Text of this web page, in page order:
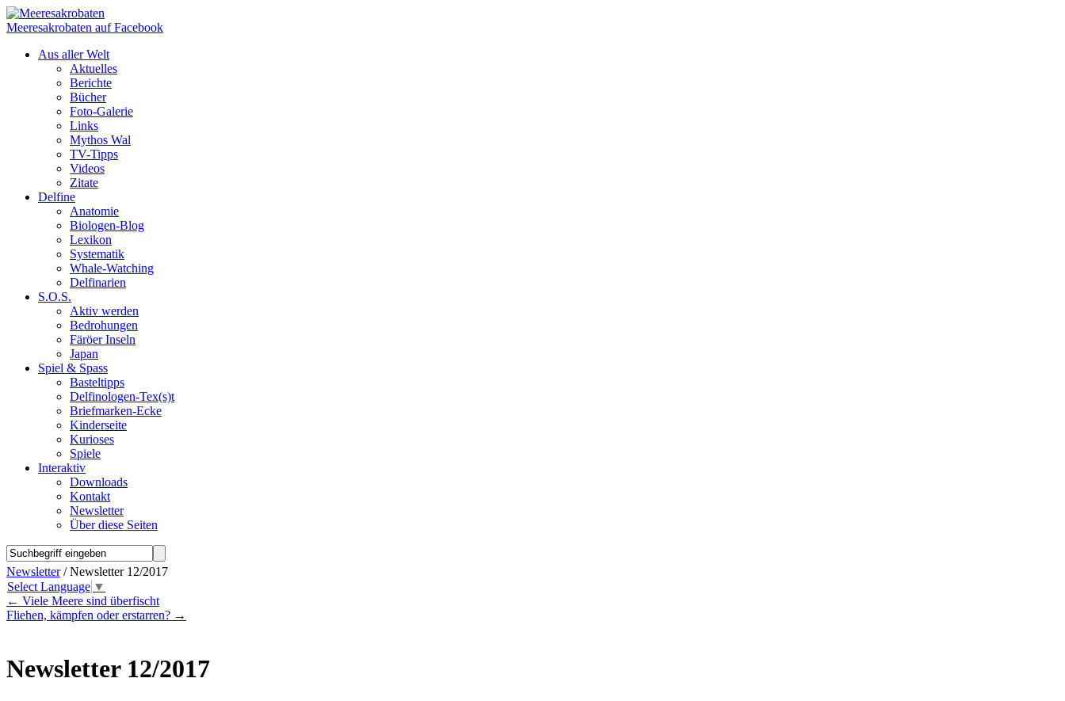
Meeresakrobaten auf Facebook
Aus aller Welt
Aktuelles
Berichte
Bücher
Foto-Galerie
Links
Mythos Wal
TV-Tipps
Videos
Zitate
Delfine
Anatomie
Biologen-Blog
Lexikon
Systematik
Whale-Watching
Delfinarien
S.O.S.
Aktiv werden
Bedrohungen
Färöer Inseln
Japan
Spiel & Spass
Basteltipps
Delfinologen-Tex(s)t
Briefmarken-Ecke
Kinderseite
Kurioses
Spiele
Interaktiv
Downloads
Kontakt
Newsletter
Über diese Seiten
Newsletter/ Newsletter 12/2017
Select Language ▼
← Viele Meere sind überfischt
Fliehen, kämpfen oder erstarren? →
Newsletter 12/2017